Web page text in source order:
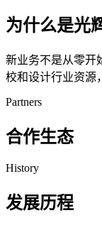
为什么是光
新业务不是从零开
校和设计行业资源
Partners
合作生态
History
发展历程